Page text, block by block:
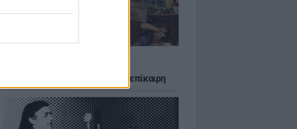
νεοπλουτισμό και παραμένει επίκαιρη